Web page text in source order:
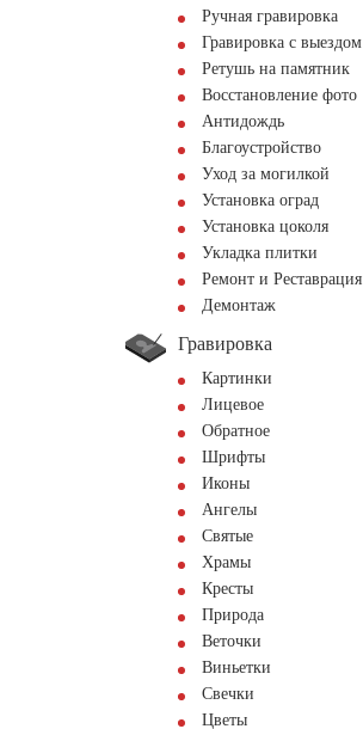
Ручная гравировка
Гравировка с выездом
Ретушь на памятник
Восстановление фото
Антидождь
Благоустройство
Уход за могилкой
Установка оград
Установка цоколя
Укладка плитки
Ремонт и Реставрация
Демонтаж
Гравировка
Картинки
Лицевое
Обратное
Шрифты
Иконы
Ангелы
Святые
Храмы
Кресты
Природа
Веточки
Виньетки
Свечки
Цветы